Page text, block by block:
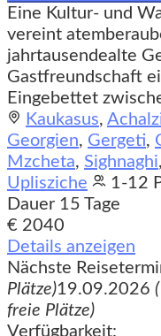
Eine Kultur- und
vereint
jahrtausendealte
Gastfreundschaft
Eingebettet
Kaukasus,
Georgien, Gergeti,
Mzcheta, Sighnaghi,
Uplisziche
1-12
Dauer 15 Tage
€ 2040
Details anzeigen
Nächste
Plätze)19.09.2026
freie Plätze)
Verfügbarkeit: